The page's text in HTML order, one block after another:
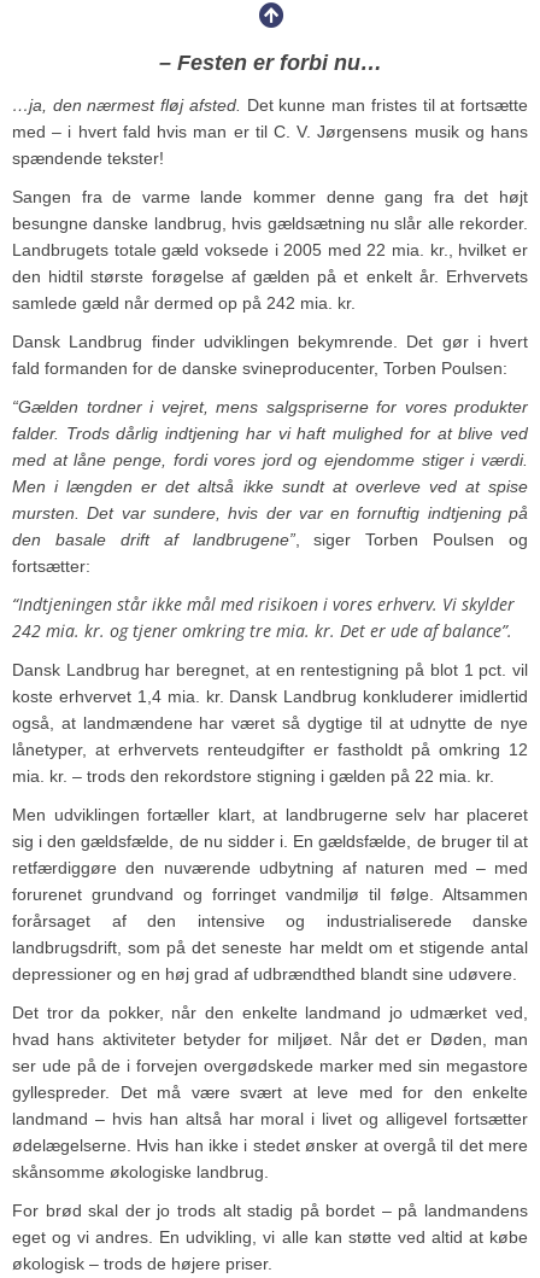
– Festen er forbi nu…
…ja, den nærmest fløj afsted.
Det kunne man fristes til at fortsætte
med – i hvert fald hvis man er til C. V. Jørgensens musik og hans
spændende tekster!
Sangen fra de varme lande kommer denne gang fra det højt
besungne danske landbrug, hvis gældsætning nu slår alle rekorder.
Landbrugets totale gæld voksede i 2005 med 22 mia. kr., hvilket er
den hidtil største forøgelse af gælden på et enkelt år. Erhvervets
samlede gæld når dermed op på 242 mia. kr.
Dansk Landbrug finder udviklingen bekymrende. Det gør i hvert
fald formanden for de danske svineproducenter, Torben Poulsen:
“Gælden tordner i vejret, mens salgspriserne for vores produkter
falder. Trods dårlig indtjening har vi haft mulighed for at blive ved
med at låne penge, fordi vores jord og ejendomme stiger i værdi.
Men i længden er det altså ikke sundt at overleve ved at spise
mursten. Det var sundere, hvis der var en fornuftig indtjening på
den basale drift af landbrugene”, siger Torben Poulsen og
fortsætter:
“Indtjeningen står ikke mål med risikoen i vores erhverv. Vi skylder
242 mia. kr. og tjener omkring tre mia. kr. Det er ude af balance”.
Dansk Landbrug har beregnet, at en rentestigning på blot 1 pct. vil
koste erhvervet 1,4 mia. kr. Dansk Landbrug konkluderer imidlertid
også, at landmændene har været så dygtige til at udnytte de nye
lånetyper, at erhvervets renteudgifter er fastholdt på omkring 12
mia. kr. – trods den rekordstore stigning i gælden på 22 mia. kr.
Men udviklingen fortæller klart, at landbrugerne selv har placeret
sig i den gældsfælde, de nu sidder i. En gældsfælde, de bruger til at
retfærdiggøre den nuværende udbytning af naturen med – med
forurenet grundvand og forringet vandmiljø til følge. Altsammen
forårsaget af den intensive og industrialiserede danske
landbrugsdrift, som på det seneste har meldt om et stigende antal
depressioner og en høj grad af udbrændthed blandt sine udøvere.
Det tror da pokker, når den enkelte landmand jo udmærket ved,
hvad hans aktiviteter betyder for miljøet. Når det er Døden, man
ser ude på de i forvejen overgødskede marker med sin megastore
gyllespreder. Det må være svært at leve med for den enkelte
landmand – hvis han altså har moral i livet og alligevel fortsætter
ødelægelserne. Hvis han ikke i stedet ønsker at overgå til det mere
skånsomme økologiske landbrug.
For brød skal der jo trods alt stadig på bordet – på landmandens
eget og vi andres. En udvikling, vi alle kan støtte ved altid at købe
økologisk – trods de højere priser.